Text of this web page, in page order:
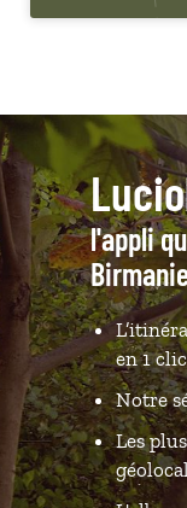
l'appli
en 1 clic
Notre
Les